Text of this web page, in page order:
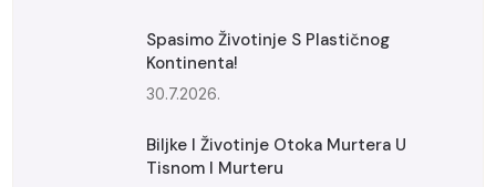
Spasimo Životinje S Plastičnog
Kontinenta!
30.7.2026.
Biljke I Životinje Otoka Murtera U
Tisnom I Murteru